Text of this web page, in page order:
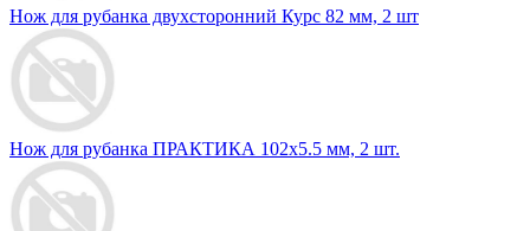
Нож для рубанка двухсторонний Курс 82 мм, 2 шт
Нож для рубанка ПРАКТИКА 102х5.5 мм, 2 шт.